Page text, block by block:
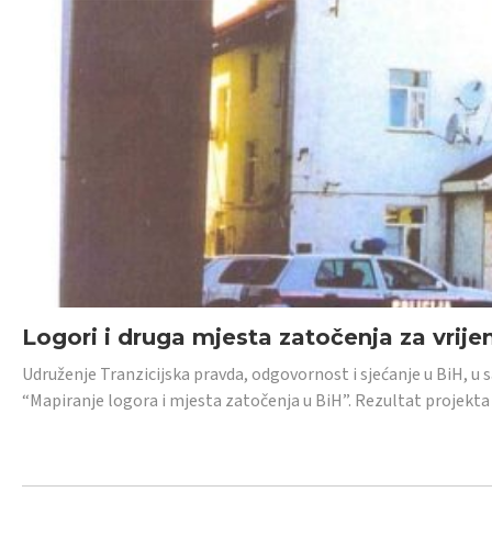
Logori i druga mjesta zatočenja za
Udruženje Tranzicijska pravda, odgovornost i sjećanje u BiH,
“Mapiranje logora i mjesta zatočenja u BiH”. Rezultat